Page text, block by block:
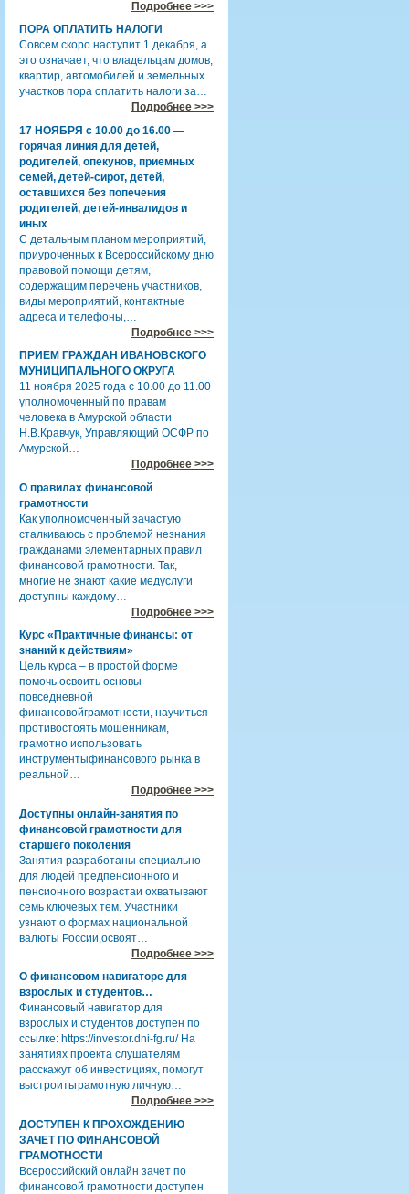
Подробнее >>>
ПОРА ОПЛАТИТЬ НАЛОГИ
Совсем скоро наступит 1 декабря, а
это означает, что владельцам домов,
квартир, автомобилей и земельных
участков пора оплатить налоги за…
Подробнее >>>
17 НОЯБРЯ с 10.00 до 16.00 —
горячая линия для детей,
родителей, опекунов, приемных
семей, детей-сирот, детей,
оставшихся без попечения
родителей, детей-инвалидов и
иных
С детальным планом мероприятий,
приуроченных к Всероссийскому дню
правовой помощи детям,
содержащим перечень участников,
виды мероприятий, контактные
адреса и телефоны,…
Подробнее >>>
ПРИЕМ ГРАЖДАН ИВАНОВСКОГО
МУНИЦИПАЛЬНОГО ОКРУГА
11 ноября 2025 года с 10.00 до 11.00
уполномоченный по правам
человека в Амурской области
Н.В.Кравчук, Управляющий ОСФР по
Амурской…
Подробнее >>>
О правилах финансовой
грамотности
Как уполномоченный зачастую
сталкиваюсь с проблемой незнания
гражданами элементарных правил
финансовой грамотности. Так,
многие не знают какие медуслуги
доступны каждому…
Подробнее >>>
Курс «Практичные финансы: от
знаний к действиям»
Цель курса – в простой форме
помочь освоить основы
повседневной
финансовойграмотности, научиться
противостоять мошенникам,
грамотно использовать
инструментыфинансового рынка в
реальной…
Подробнее >>>
Доступны онлайн-занятия по
финансовой грамотности для
старшего поколения
Занятия разработаны специально
для людей предпенсионного и
пенсионного возрастаи охватывают
семь ключевых тем. Участники
узнают о формах национальной
валюты России,освоят…
Подробнее >>>
О финансовом навигаторе для
взрослых и студентов…
Финансовый навигатор для
взрослых и студентов доступен по
ссылке: https://investor.dni-fg.ru/ На
занятиях проекта слушателям
расскажут об инвестициях, помогут
выстроитьграмотную личную…
Подробнее >>>
ДОСТУПЕН К ПРОХОЖДЕНИЮ
ЗАЧЕТ ПО ФИНАНСОВОЙ
ГРАМОТНОСТИ
Всероссийский онлайн зачет по
финансовой грамотности доступен